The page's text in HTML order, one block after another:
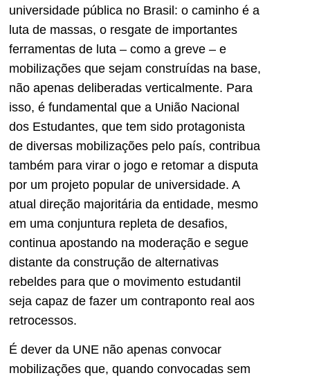
universidade pública no Brasil: o caminho é a
luta de massas, o resgate de importantes
ferramentas de luta – como a greve – e
mobilizações que sejam construídas na base,
não apenas deliberadas verticalmente. Para
isso, é fundamental que a União Nacional
dos Estudantes, que tem sido protagonista
de diversas mobilizações pelo país, contribua
também para virar o jogo e retomar a disputa
por um projeto popular de universidade. A
atual direção majoritária da entidade, mesmo
em uma conjuntura repleta de desafios,
continua apostando na moderação e segue
distante da construção de alternativas
rebeldes para que o movimento estudantil
seja capaz de fazer um contraponto real aos
retrocessos.
É dever da UNE não apenas convocar
mobilizações que, quando convocadas sem